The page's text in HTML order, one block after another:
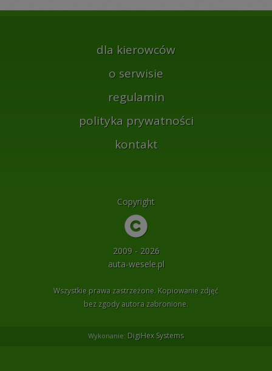
dla kierowców
o serwisie
regulamin
polityka prywatności
kontakt
Copyright
2009 - 2026
auta-wesele.pl
Wszystkie prawa zastrzeżone. Kopiowanie zdjęć
bez zgody autora zabronione.
Wykonanie: DigiHex Systems